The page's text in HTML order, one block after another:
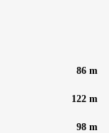
86 m
122 m
98 m